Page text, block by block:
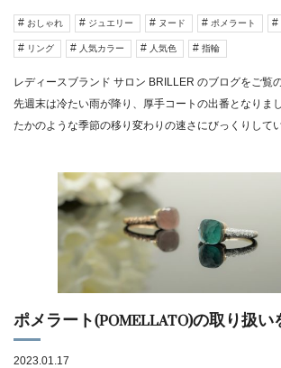
おしゃれ ジュエリー ヌード ポメラート
リング 人気カラー 人気色 指輪
レディースブランド サロン BRILLER のブログをご覧
先週末は冷たい雨が降り、厚手コートの出番となりま
たかのような季節の移り変わりの速さにびっくりして
ポメラート(POMELLATO)の取り扱
2023.01.17